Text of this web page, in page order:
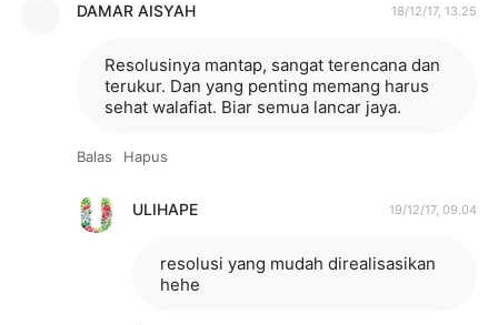
DAMAR AISYAH 18/12/17, 13.25
Resolusinya mantap, sangat terencana dan
terukur. Dan yang penting memang harus
sehat walafiat. Biar semua lancar jaya.
Balas Hapus
ULIHAPE 19/12/17, 09.04
resolusi yang mudah direalisasikan
hehe